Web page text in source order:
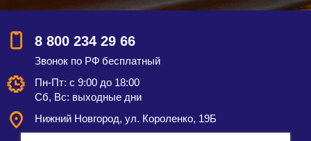
8 800 234 29 66
Звонок по РФ бесплатный
Пн-Пт: с 9:00 до 18:00
Сб, Вс: выходные дни
Нижний Новгород, ул. Короленко, 19Б